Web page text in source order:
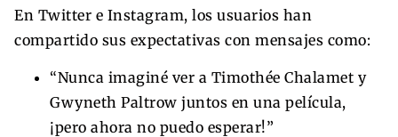
En Twitter e Instagram, los usuarios han
compartido sus expectativas con mensajes como:
“Nunca imaginé ver a Timothée Chalamet y
Gwyneth Paltrow juntos en una película,
¡pero ahora no puedo esperar!”